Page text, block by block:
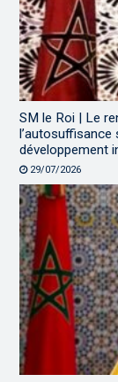
SM le Roi | Le
l’autosuffisance
développement
29/07/2026